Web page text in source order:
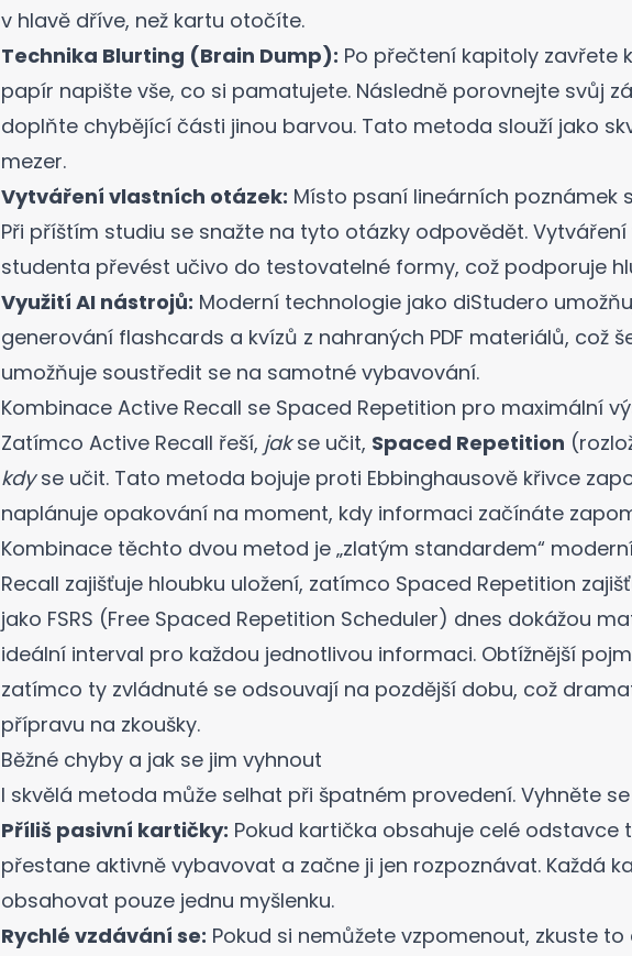
v hlavě dříve, než kartu otočíte.
Technika Blurting (Brain Dump): Po přečtení kapitoly zavřete
papír napište vše, co si pamatujete. Následně porovnejte svůj
doplňte chybějící části jinou barvou. Tato metoda slouží jako
mezer.
Vytváření vlastních otázek: Místo psaní lineárních poznámek
Při příštím studiu se snažte na tyto otázky odpovědět.
studenta převést učivo do testovatelné formy, což podporuje
Využití AI nástrojů: Moderní technologie jako diStudero
generování flashcards a kvízů z nahraných PDF materiálů, což
umožňuje soustředit se na samotné vybavování.
Kombinace Active Recall se Spaced Repetition pro maximální
Zatímco Active Recall řeší, jakse učit, Spaced Repetition
kdyse učit. Tato metoda bojuje proti Ebbinghausově křivce
naplánuje opakování na moment, kdy informaci začínáte
Kombinace těchto dvou metod je „zlatým standardem“
Recall zajišťuje hloubku uložení, zatímco Spaced Repetition
jako FSRS (Free Spaced Repetition Scheduler) dnes dokážou
ideální interval pro každou jednotlivou informaci. Obtížnější
zatímco ty zvládnuté se odsouvají na pozdější dobu, což
přípravu na zkoušky.
Běžné chyby a jak se jim vyhnout
I skvělá metoda může selhat při špatném provedení. Vyhněte
Příliš pasivní kartičky: Pokud kartička obsahuje celé odstavce
přestane aktivně vybavovat a začne ji jen rozpoznávat. Každá
obsahovat pouze jednu myšlenku.
Rychlé vzdávání se: Pokud si nemůžete vzpomenout, zkuste to